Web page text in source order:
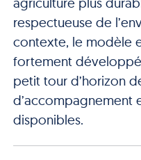
respectueuse de
contexte, le modèle
fortement
petit tour d’horizon
d’accompagnement
disponibles.